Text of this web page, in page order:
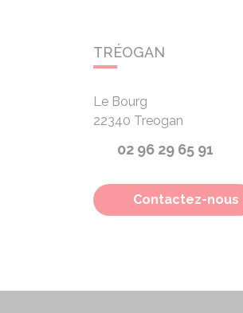
TRÉOGAN
Le Bourg
22340 Treogan
02 96 29 65 91
Contactez-nous